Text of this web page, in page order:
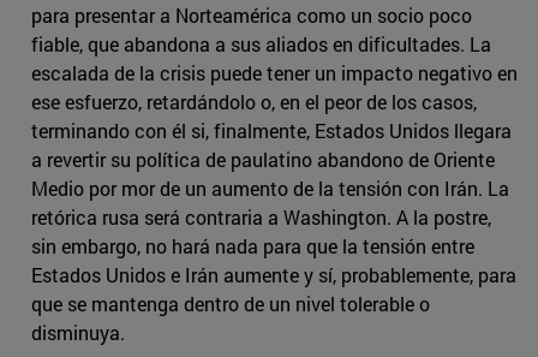
para presentar a Norteamérica como un socio poco
fiable, que abandona a sus aliados en dificultades. La
escalada de la crisis puede tener un impacto negativo en
ese esfuerzo, retardándolo o, en el peor de los casos,
terminando con él si, finalmente, Estados Unidos llegara
a revertir su política de paulatino abandono de Oriente
Medio por mor de un aumento de la tensión con Irán. La
retórica rusa será contraria a Washington. A la postre,
sin embargo, no hará nada para que la tensión entre
Estados Unidos e Irán aumente y sí, probablemente, para
que se mantenga dentro de un nivel tolerable o
disminuya.